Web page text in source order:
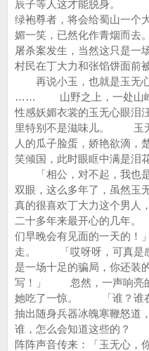
辰子等人这才能脱身。 「
绿袍尊者，将会给蜀山一个
媚一笑，已然化作青烟
屠杀案发生，当然这只是一
村民在丁大力和张馅饼面前
再说小玉，也就是玉无
…… 山野之上，一处山峰
性感妖媚衣裳的玉无心眼泪
里特别不是滋味儿。 玉无
人的瓜子脸蛋，娇艳欲滴，
笑倾国，此时眼眶中满是泪
「相公，对不起，我也是
双眼，这么多年了，虽然玉
真的很喜欢丁大力这个男人
二十多年来最开心的几年
们早晚会有见面的一天的！
走。 「哎呀呀，可真是感
是一场十足的骗局，你还装
写！」 忽然，一声响亮的
她吃了一惊。 「谁？谁在
抽出随身兵器冰魄寒鞭怒道
谁，怎么会知道这些的？
阵阵声音传来：「玉无心，